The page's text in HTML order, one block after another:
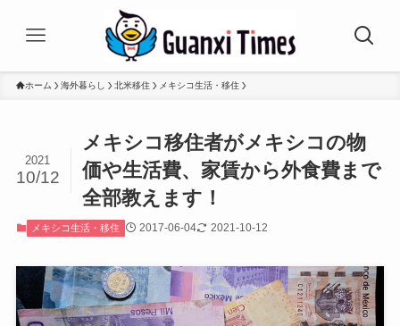
ホーム 海外暮らし 北米移住 メキシコ生活・移住
メキシコ移住者がメキシコの物
価や生活費、家賃から外食費まで
全部教えます！
2021
10/12
メキシコ生活・移住 2017-06-04 2021-10-12